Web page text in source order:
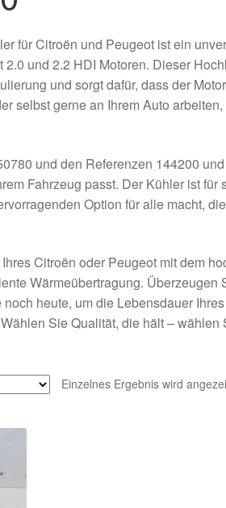
für Citroën und Peugeot ist ein
2.0 und 2.2 HDI Motoren. Dieser
und sorgt dafür, dass der
selbst gerne an Ihrem Auto
und den Referenzen 144200
Fahrzeug passt. Der Kühler ist
Option für alle macht,
Citroën oder Peugeot mit dem
Wärmeübertragung.
heute, um die Lebensdauer
Sie Qualität, die hält –
Einzelnes Ergebnis wird